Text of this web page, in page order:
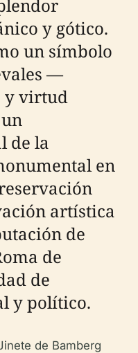
y gótico.
un símbolo
—
y virtud
de la
en
artística
de
de
de
y político.
de Bamberg